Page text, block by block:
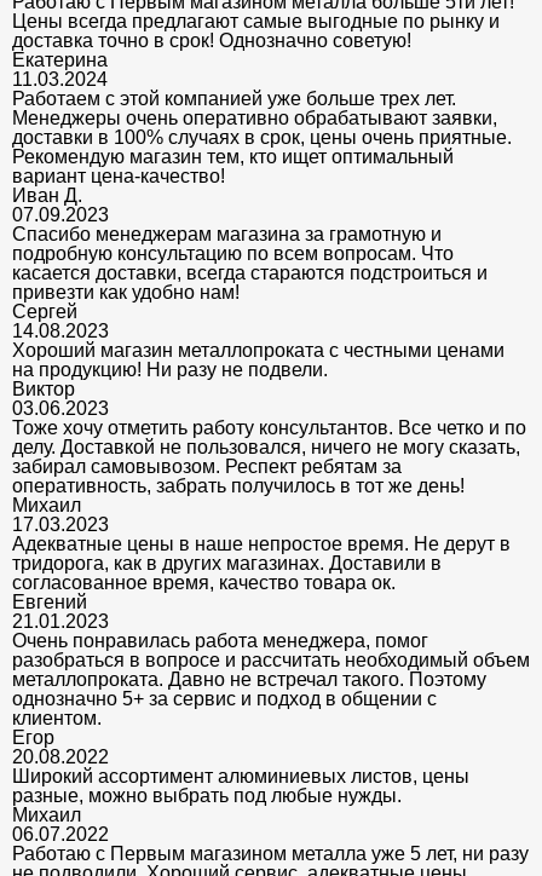
Цены всегда предлагают самые выгодные по рынку и
доставка точно в срок! Однозначно советую!
Екатерина
11.03.2024
Работаем с этой компанией уже больше трех лет.
Менеджеры очень оперативно обрабатывают заявки,
доставки в 100% случаях в срок, цены очень приятные.
Рекомендую магазин тем, кто ищет оптимальный
вариант цена-качество!
Иван Д.
07.09.2023
Спасибо менеджерам магазина за грамотную и
подробную консультацию по всем вопросам. Что
касается доставки, всегда стараются подстроиться и
привезти как удобно нам!
Сергей
14.08.2023
Хороший магазин металлопроката с честными ценами
на продукцию! Ни разу не подвели.
Виктор
03.06.2023
Тоже хочу отметить работу консультантов. Все четко и по
делу. Доставкой не пользовался, ничего не могу сказать,
забирал самовывозом. Респект ребятам за
оперативность, забрать получилось в тот же день!
Михаил
17.03.2023
Адекватные цены в наше непростое время. Не дерут в
тридорога, как в других магазинах. Доставили в
согласованное время, качество товара ок.
Евгений
21.01.2023
Очень понравилась работа менеджера, помог
разобраться в вопросе и рассчитать необходимый объем
металлопроката. Давно не встречал такого. Поэтому
однозначно 5+ за сервис и подход в общении с
клиентом.
Егор
20.08.2022
Широкий ассортимент алюминиевых листов, цены
разные, можно выбрать под любые нужды.
Михаил
06.07.2022
Работаю с Первым магазином металла уже 5 лет, ни разу